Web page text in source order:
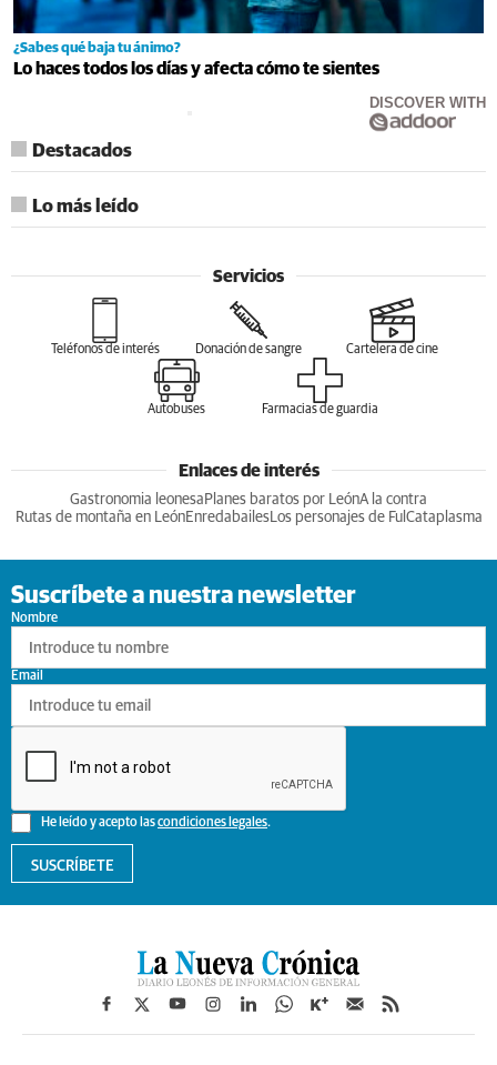
¿Sabes qué baja tu ánimo?
Lo haces todos los días y afecta cómo te sientes
DISCOVER WITH
Destacados
Lo más leído
Servicios
Teléfonos de interés Donación de sangre Cartelera de cine
Autobuses Farmacias de guardia
Enlaces de interés
Gastronomia leonesa Planes baratos por LeónA la contra
Rutas de montaña en LeónEnredabailesLos personajes de Ful Cataplasma
Suscríbete a nuestra newsletter
Nombre
He leído y acepto lascondiciones legales.
Email
SUSCRÍBETE